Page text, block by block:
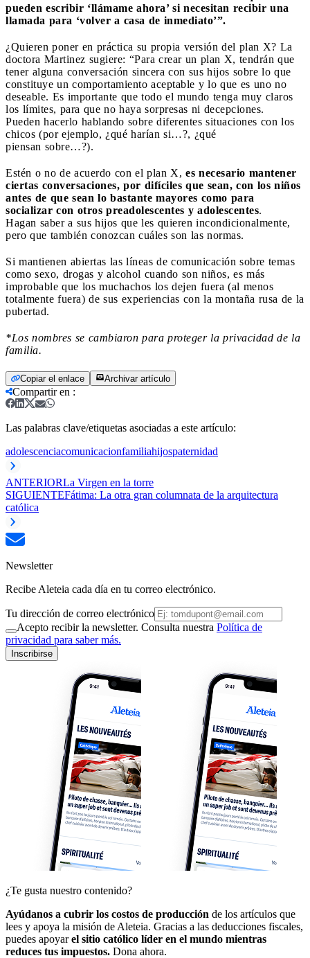
pueden escribir ‘llámame ahora’ si necesitan recibir una
llamada para ‘volver a casa de inmediato’”.
¿Quieren poner en práctica su propia versión del plan X? La
doctora Martinez sugiere: “Para crear un plan X, tendrán que
tener alguna conversación sincera con sus hijos sobre lo que
constituye un comportamiento aceptable y lo que es uno no
deseable. Es importante que todo el mundo tenga muy claros
los límites, para que no haya sorpresas ni decepciones.
Pueden hacerlo hablando sobre diferentes situaciones con los
chicos (por ejemplo, ¿qué harían si…?, ¿qué
piensan sobre…?).
Estén o no de acuerdo con el plan X, es necesario mantener
ciertas conversaciones, por difíciles que sean, con los niños
antes de que sean lo bastante mayores como para
socializar con otros preadolescentes y adolescentes.
Hagan saber a sus hijos que les quieren incondicionalmente,
pero que también conozcan cuáles son las normas.
Si mantienen abiertas las líneas de comunicación sobre temas
como sexo, drogas y alcohol cuando son niños, es más
improbable que los muchachos los dejen fuera (al menos
totalmente fuera) de sus experiencias con la montaña rusa de la
pubertad.
*Los nombres se cambiaron para proteger la privacidad de la
familia.
Copiar el enlace Archivar artículo
Compartir en :
Las palabras clave/etiquetas asociadas a este artículo:
adolescenciacomunicacionfamiliahijospaternidad
ANTERIORLa Virgen en la torre
SIGUIENTEFátima: La otra gran columnata de la arquitectura
católica
Newsletter
Recibe Aleteia cada día en tu correo electrónico.
Tu dirección de correo electrónico
Acepto recibir la newsletter. Consulta nuestra Política de
privacidad para saber más.
Inscribirse
¿Te gusta nuestro contenido?
Ayúdanos a cubrir los costos de producción de los artículos que
lees y apoya la misión de Aleteia. Gracias a las deducciones fiscales,
puedes apoyarel sitio católico líder en el mundo mientras
reduces tus impuestos. Dona ahora.